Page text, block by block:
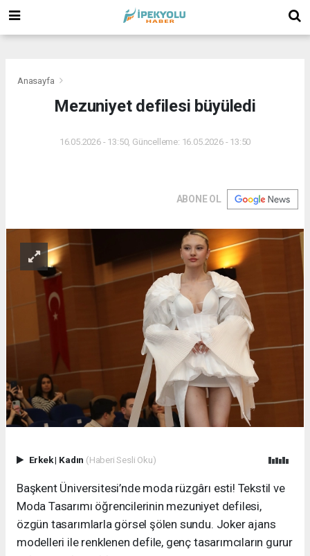
Anasayfa
Mezuniyet defilesi büyüledi
16.05.2026 - 13:50, Güncelleme: 16.05.2026 - 13:50
ABONE OL
Erkek| Kadın (Haberi Sesli Oku)
Başkent Üniversitesi’nde moda rüzgârı esti! Tekstil ve
Moda Tasarımı öğrencilerinin mezuniyet defilesi,
özgün tasarımlarla görsel şölen sundu. Joker ajans
modelleri ile renklenen defile, genç tasarımcıların gurur